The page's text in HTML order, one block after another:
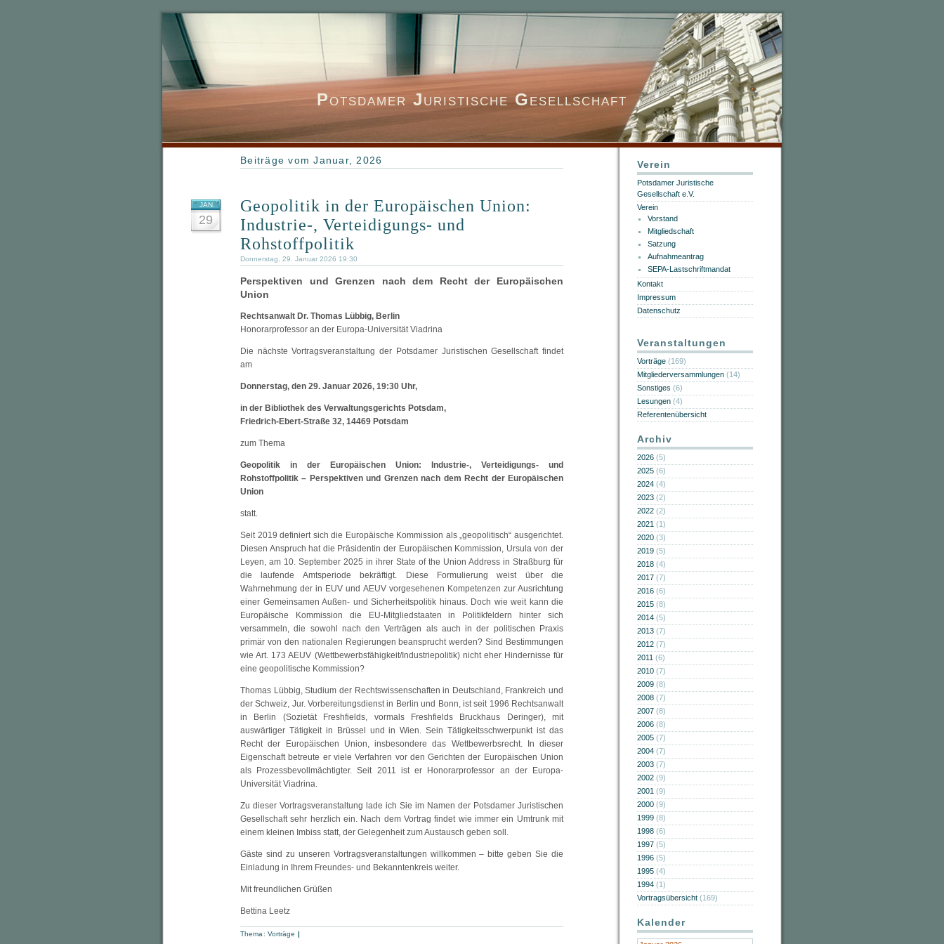
Potsdamer JuristischeGesellschaft
Beiträge vom Januar, 2026
JAN.
29
Geopolitik in der Europäischen Union:
Industrie-, Verteidigungs- und
Rohstoffpolitik
Donnerstag, 29. Januar 2026 19:30
Perspektiven und Grenzen nach dem Recht der Europäischen
Union
Rechtsanwalt Dr. Thomas Lübbig, Berlin
Honorarprofessor an der Europa-Universität Viadrina
Die nächste Vortragsveranstaltung der Potsdamer Juristischen Gesellschaft findet
am
Donnerstag, den 29. Januar 2026, 19:30 Uhr,
in der Bibliothek des Verwaltungsgerichts Potsdam,
Friedrich-Ebert-Straße 32, 14469 Potsdam
zum Thema
Geopolitik in der Europäischen Union: Industrie-, Verteidigungs- und
Rohstoffpolitik – Perspektiven und Grenzen nach dem Recht der Europäischen
Union
statt.
Seit 2019 definiert sich die Europäische Kommission als „geopolitisch“ ausgerichtet.
Diesen Anspruch hat die Präsidentin der Europäischen Kommission, Ursula von der
Leyen, am 10. September 2025 in ihrer State of the Union Address in Straßburg für
die laufende Amtsperiode bekräftigt. Diese Formulierung weist über die
Wahrnehmung der in EUV und AEUV vorgesehenen Kompetenzen zur Ausrichtung
einer Gemeinsamen Außen- und Sicherheitspolitik hinaus. Doch wie weit kann die
Europäische Kommission die EU-Mitgliedstaaten in Politikfeldern hinter sich
versammeln, die sowohl nach den Verträgen als auch in der politischen Praxis
primär von den nationalen Regierungen beansprucht werden? Sind Bestimmungen
wie Art. 173 AEUV (Wettbewerbsfähigkeit/Industriepolitik) nicht eher Hindernisse für
eine geopolitische Kommission?
Thomas Lübbig, Studium der Rechtswissenschaften in Deutschland, Frankreich und
der Schweiz, Jur. Vorbereitungsdienst in Berlin und Bonn, ist seit 1996 Rechtsanwalt
in Berlin (Sozietät Freshfields, vormals Freshfields Bruckhaus Deringer), mit
auswärtiger Tätigkeit in Brüssel und in Wien. Sein Tätigkeitsschwerpunkt ist das
Recht der Europäischen Union, insbesondere das Wettbewerbsrecht. In dieser
Eigenschaft betreute er viele Verfahren vor den Gerichten der Europäischen Union
als Prozessbevollmächtigter. Seit 2011 ist er Honorarprofessor an der Europa-
Universität Viadrina.
Zu dieser Vortragsveranstaltung lade ich Sie im Namen der Potsdamer Juristischen
Gesellschaft sehr herzlich ein. Nach dem Vortrag findet wie immer ein Umtrunk mit
einem kleinen Imbiss statt, der Gelegenheit zum Austausch geben soll.
Gäste sind zu unseren Vortragsveranstaltungen willkommen – bitte geben Sie die
Einladung in Ihrem Freundes- und Bekanntenkreis weiter.
Mit freundlichen Grüßen
Bettina Leetz
Thema: Vorträge |
Verein
Potsdamer Juristische
Gesellschaft e.V.
Verein
Vorstand
Mitgliedschaft
Satzung
Aufnahmeantrag
SEPA-Lastschriftmandat
Kontakt
Impressum
Datenschutz
Veranstaltungen
Vorträge (169)
Mitgliederversammlungen (14)
Sonstiges (6)
Lesungen (4)
Referentenübersicht
Archiv
2026 (5)
2025 (6)
2024 (4)
2023 (2)
2022 (2)
2021 (1)
2020 (3)
2019 (5)
2018 (4)
2017 (7)
2016 (6)
2015 (8)
2014 (5)
2013 (7)
2012 (7)
2011 (6)
2010 (7)
2009 (8)
2008 (7)
2007 (8)
2006 (8)
2005 (7)
2004 (7)
2003 (7)
2002 (9)
2001 (9)
2000 (9)
1999 (8)
1998 (6)
1997 (5)
1996 (5)
1995 (4)
1994 (1)
Vortragsübersicht (169)
Kalender